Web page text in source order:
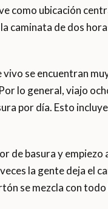
como ubicación
caminata de dos
vivo se encuentran
lo general, viajo
por día. Esto
de basura y
la gente deja el
se mezcla con todo